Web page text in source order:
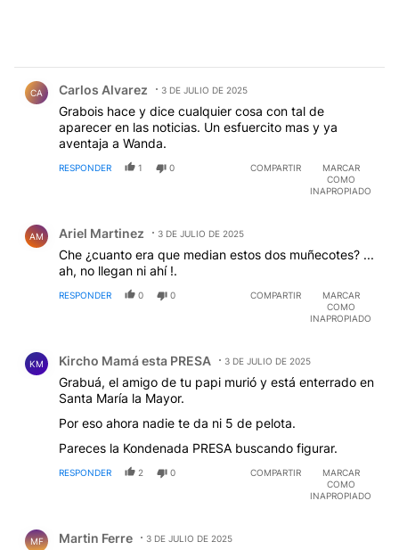
CA Carlos Alvarez 3 DE JULIO DE 2025
Grabois hace y dice cualquier cosa con tal de
aparecer en las noticias. Un esfuercito mas y ya
aventaja a Wanda.
RESPONDER 1 0 COMPARTIR
MARCAR
COMO
INAPROPIADO
AM Ariel Martinez 3 DE JULIO DE 2025
Che ¿cuanto era que median estos dos muñecotes? ...
ah, no llegan ni ahí !.
RESPONDER 0 0 COMPARTIR
MARCAR
COMO
INAPROPIADO
KM Kircho Mamá esta PRESA 3 DE JULIO DE 2025
Grabuá, el amigo de tu papi murió y está enterrado en
Santa María la Mayor.
Por eso ahora nadie te da ni 5 de pelota.
Pareces la Kondenada PRESA buscando figurar.
RESPONDER 2 0 COMPARTIR
MARCAR
COMO
INAPROPIADO
MF Martin Ferre 3 DE JULIO DE 2025